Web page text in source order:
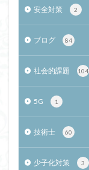
安全対策 2
ブログ 84
社会的課題 104
5G 1
技術士 60
少子化対策 3